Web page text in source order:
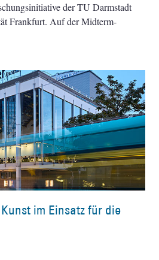
der TU Darmstadt
Frankfurt. Auf der Midterm-
im Einsatz für die